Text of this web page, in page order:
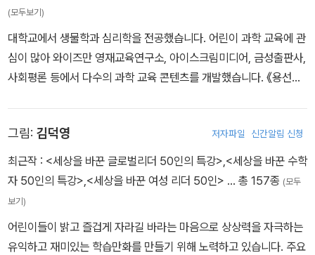
(모두보기)
대학교에서 생물학과 심리학을 전공했습니다. 어린이 과학 교육에 관
심이 많아 와이즈만 영재교육연구소, 아이스크림미디어, 금성출판사,
사회평론 등에서 다수의 과학 교육 콘텐츠를 개발했습니다. 《용선생
그림: 김덕영 저자파일 신간알림 신청
최근작 : <세상을 바꾼 글로벌리더 50인의 특강>,<세상을 바꾼 수학
자 50인의 특강>,<세상을 바꾼 여성 리더 50인> … 총 157종 (모두
보기)
어린이들이 밝고 즐겁게 자라길 바라는 마음으로 상상력을 자극하는
유익하고 재미있는 학습만화를 만들기 위해 노력하고 있습니다. 주요